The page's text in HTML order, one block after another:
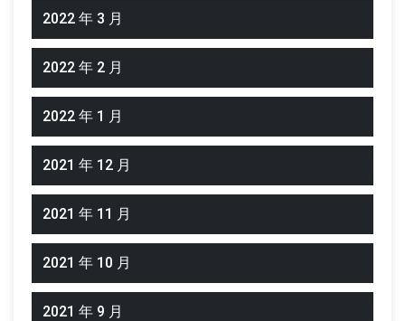
2022 年 3 月
2022 年 2 月
2022 年 1 月
2021 年 12 月
2021 年 11 月
2021 年 10 月
2021 年 9 月